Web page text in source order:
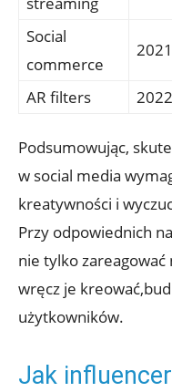
Social
commerce
2021
AR filters 2022
Podsumowując,
w social media
kreatywności i
Przy odpowiednich
nie tylko zareagować
wręcz je
użytkowników.
Jak